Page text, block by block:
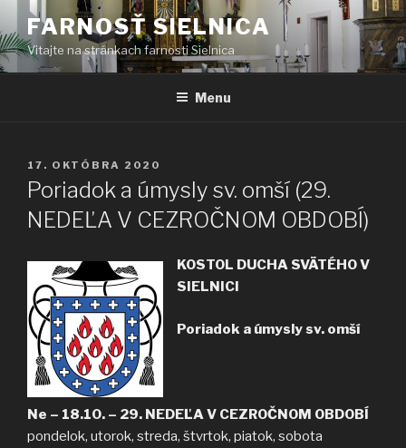
Prejsť
na
obsah
FARNOSŤ SIELNICA
Vitajte na stránkach farnosti Sielnica
Menu
PUBLIKOVANÉ
17. OKTÓBRA 2020
Poriadok a úmysly sv. omší (29.
NEDEĽA V CEZROČNOM OBDOBÍ)
KOSTOL DUCHA SVÄTÉHO V
SIELNICI
Poriadok a úmysly sv. omší
Ne – 18.10. – 29. NEDEĽA V CEZROČNOM OBDOBÍ
pondelok, utorok, streda, štvrtok, piatok, sobota